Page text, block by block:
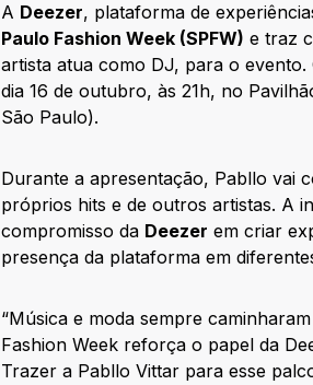
A Deezer, plataforma de
Paulo Fashion Week (SPFW) e traz
artista atua como DJ, para o
dia 16 de outubro, às 21h, no
São Paulo).
Durante a apresentação, Pabllo vai
próprios hits e de outros artistas. A
compromisso da Deezer em criar
presença da plataforma em
“Música e moda sempre
Fashion Week reforça o papel da
Trazer a Pabllo Vittar para esse